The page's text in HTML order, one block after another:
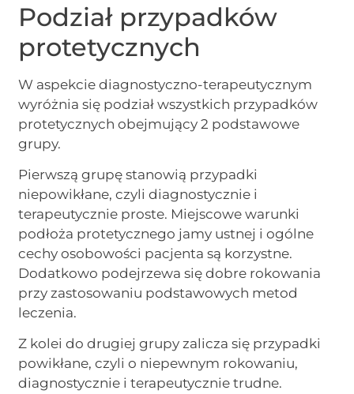
Podział przypadków
protetycznych
W aspekcie diagnostyczno-terapeutycznym
wyróżnia się podział wszystkich przypadków
protetycznych obejmujący 2 podstawowe
grupy.
Pierwszą grupę stanowią przypadki
niepowikłane, czyli diagnostycznie i
terapeutycznie proste. Miejscowe warunki
podłoża protetycznego jamy ustnej i ogólne
cechy osobowości pacjenta są korzystne.
Dodatkowo podejrzewa się dobre rokowania
przy zastosowaniu podstawowych metod
leczenia.
Z kolei do drugiej grupy zalicza się przypadki
powikłane, czyli o niepewnym rokowaniu,
diagnostycznie i terapeutycznie trudne.